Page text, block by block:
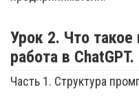
Урок 2. Что
работа в ChatGPT.
Часть 1. Структура